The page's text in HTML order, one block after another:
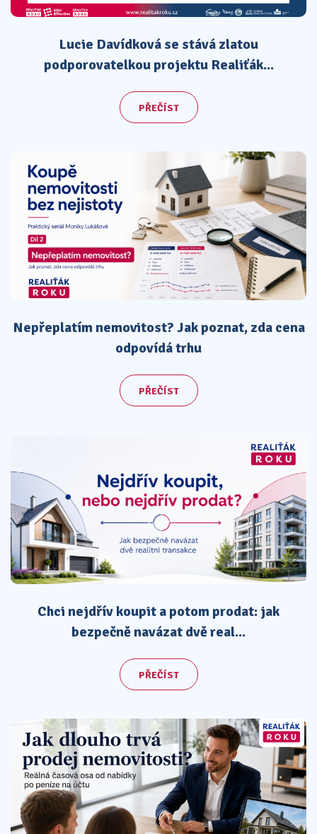
Lucie Davídková se stává zlatou
podporovatelkou projektu Realiťák...
PŘEČÍST
Nepřeplatím nemovitost? Jak poznat, zda cena
odpovídá trhu
PŘEČÍST
Chci nejdřív koupit a potom prodat: jak
bezpečně navázat dvě real...
PŘEČÍST